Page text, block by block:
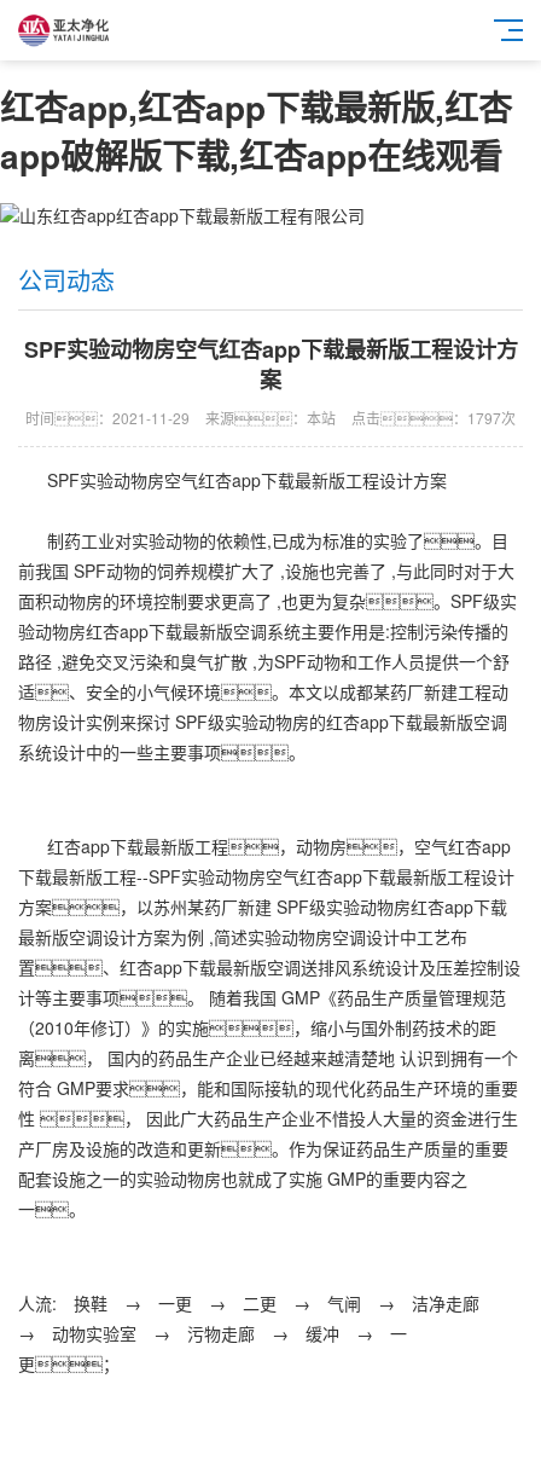
红杏app,红杏app下载最新版,红杏
app破解版下载,红杏app在线观看
公司动态
SPF实验动物房空气红杏app下载最新版工程设计方
案
时间：2021-11-29 来源：本站 点击：1797次
SPF实验动物房空气红杏app下载最新版工程设计方案
制药工业对实验动物的依赖性,已成为标准的实验了。目
前我国 SPF动物的饲养规模扩大了 ,设施也完善了 ,与此同时对于大
面积动物房的环境控制要求更高了 ,也更为复杂。SPF级实
验动物房红杏app下载最新版空调系统主要作用是:控制污染传播的
路径 ,避免交叉污染和臭气扩散 ,为SPF动物和工作人员提供一个舒
适、安全的小气候环境。本文以成都某药厂新建工程动
物房设计实例来探讨 SPF级实验动物房的红杏app下载最新版空调
系统设计中的一些主要事项。
红杏app下载最新版工程，动物房，空气红杏app
下载最新版工程--SPF实验动物房空气红杏app下载最新版工程设计
方案，以苏州某药厂新建 SPF级实验动物房红杏app下载
最新版空调设计方案为例 ,简述实验动物房空调设计中工艺布
置、红杏app下载最新版空调送排风系统设计及压差控制设
计等主要事项。 随着我国 GMP《药品生产质量管理规范
（2010年修订）》的实施，缩小与国外制药技术的距
离， 国内的药品生产企业已经越来越清楚地 认识到拥有一个
符合 GMP要求，能和国际接轨的现代化药品生产环境的重要
性 ， 因此广大药品生产企业不惜投人大量的资金进行生
产厂房及设施的改造和更新。作为保证药品生产质量的重要
配套设施之一的实验动物房也就成了实施 GMP的重要内容之
一。
人流: 换鞋 → 一更 → 二更 → 气闸 → 洁净走廊
→ 动物实验室 → 污物走廊 → 缓冲 → 一
更；